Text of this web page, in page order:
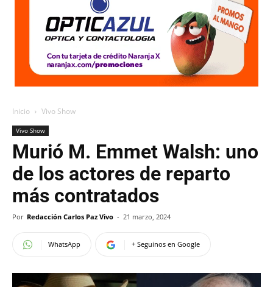
Inicio Vivo Show
Vivo Show
Murió M. Emmet Walsh: uno
de los actores de reparto
más contratados
Por Redacción Carlos Paz Vivo - 21 marzo, 2024
WhatsApp + Seguinos en Google